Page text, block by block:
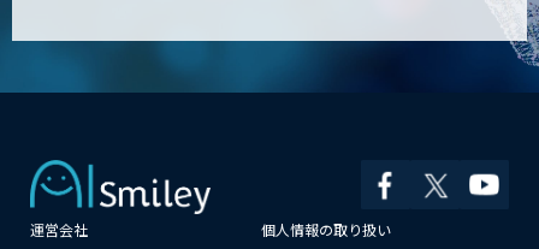
運営会社 個人情報の取り扱い